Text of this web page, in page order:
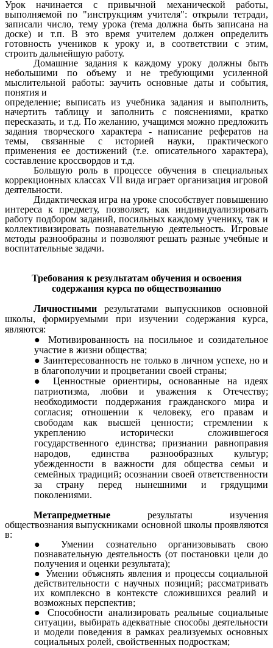
Урок начинается с привычной механической работы,
выполняемой по "инструкциям учителя": открыли тетради,
записали число, тему урока (тема должна быть записана на
доске) и т.п. В это время учителем должен определить
готовность учеников к уроку и, в соответствии с этим,
строить дальнейшую работу.
Домашние задания к каждому уроку должны быть
небольшими по объему и не требующими усиленной
мыслительной работы: заучить основные даты и события,
понятия и
определение; выписать из учебника задания и выполнить,
начертить таблицу и заполнить с пояснениями, кратко
пересказать, и т.д. По желанию, учащимся можно предложить
задания творческого характера - написание рефератов на
темы, связанные с историей науки, практического
применения ее достижений (т.е. описательного характера),
составление кроссвордов и т.д.
Большую роль в процессе обучения в специальных
коррекционных классах VII вида играет организация игровой
деятельности.
Дидактическая игра на уроке способствует повышению
интереса к предмету, позволяет, как индивидуализировать
работу подбором заданий, посильных каждому ученику, так и
коллективизировать познавательную деятельность. Игровые
методы разнообразны и позволяют решать разные учебные и
воспитательные задачи.
Требования к результатам обучения и освоения
содержания курса по обществознанию
Личностными результатами выпускников основной
школы, формируемыми при изучении содержания курса,
являются:
Мотивированность на посильное и созидательное
участие в жизни общества;
Заинтересованность не только в личном успехе, но и
в благополучии и процветании своей страны;
Ценностные ориентиры, основанные на идеях
патриотизма, любви и уважения к Отечеству;
необходимости поддержания гражданского мира и
согласия; отношении к человеку, его правам и
свободам как высшей ценности; стремлении к
укреплению исторически сложившегося
государственного единства; признании равноправия
народов, единства разнообразных культур;
убежденности в важности для общества семьи и
семейных традиций; осознании своей ответственности
за страну перед нынешними и грядущими
поколениями.
Метапредметные результаты изучения
обществознания выпускниками основной школы проявляются
в:
Умении сознательно организовывать свою
познавательную деятельность (от постановки цели до
получения и оценки результата);
Умении объяснять явления и процессы социальной
действительности с научных позиций; рассматривать
их комплексно в контексте сложившихся реалий и
возможных перспектив;
Способности анализировать реальные социальные
ситуации, выбирать адекватные способы деятельности
и модели поведения в рамках реализуемых основных
социальных ролей, свойственных подросткам;